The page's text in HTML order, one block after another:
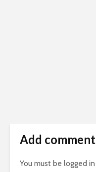
Add comment
You must be logged in